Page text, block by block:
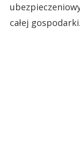
całej gospodarki.